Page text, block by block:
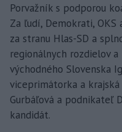
Porvažník s podporou
Za ľudí, Demokrati, OKS
za stranu Hlas-SD a
regionálnych rozdielov
východného Slovenska
viceprimátorka a
Gurbáľová a podnikateľ
kandidát.